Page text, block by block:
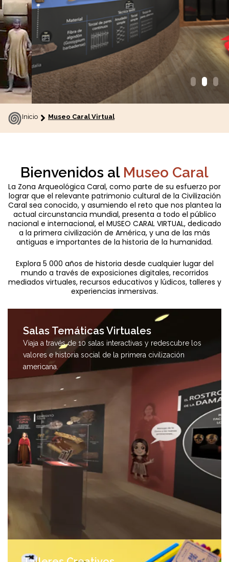
formas de acercarte al
y diseñada para inspirar
Los valores de la
Recorre la exposición virtual sobre Caral y conoce a la sorprendente
andina, y los valores que guiaron a sus habitantes hacia un desarrollo
Iniciar Recorrido
Inicio Museo Caral Virtual
Bienvenidos al Museo Caral
La Zona Arqueológica Caral, como parte de su esfuerzo por
lograr que el relevante patrimonio cultural de la Civilización
Caral sea conocido, y asumiendo el reto que nos plantea la
actual circunstancia mundial, presenta a todo el público
nacional e internacional, el MUSEO CARAL VIRTUAL, dedicado
a la primera civilización de América, y una de las más
antiguas e importantes de la historia de la humanidad.
Explora 5 000 años de historia desde cualquier lugar del
mundo a través de exposiciones digitales, recorridos
mediados virtuales, recursos educativos y lúdicos, talleres y
experiencias inmersivas.
Salas Temáticas Virtuales
Viaja a través de 10 salas interactivas y redescubre los
valores e historia social de la primera civilización
americana.